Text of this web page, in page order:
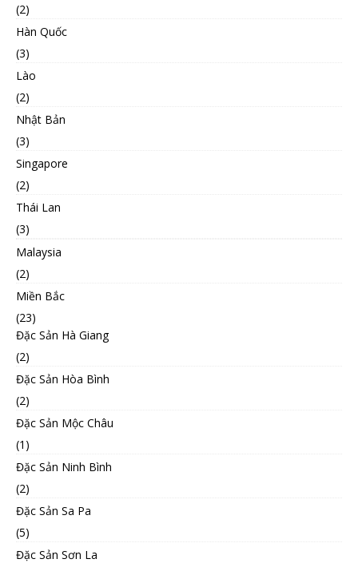
(2)
Hàn Quốc
(3)
Lào
(2)
Nhật Bản
(3)
Singapore
(2)
Thái Lan
(3)
Malaysia
(2)
Miền Bắc
(23)
Đặc Sản Hà Giang
(2)
Đặc Sản Hòa Bình
(2)
Đặc Sản Mộc Châu
(1)
Đặc Sản Ninh Bình
(2)
Đặc Sản Sa Pa
(5)
Đặc Sản Sơn La